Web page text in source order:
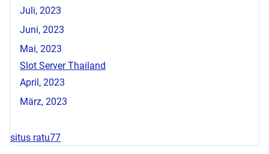
Juli, 2023
Juni, 2023
Mai, 2023
Slot Server Thailand
April, 2023
März, 2023
situs ratu77